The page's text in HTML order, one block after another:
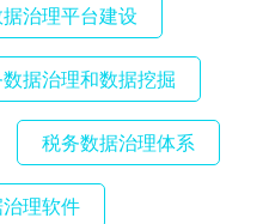
治理平台建设
据治理和数据挖掘
税务数据治理体系
理软件